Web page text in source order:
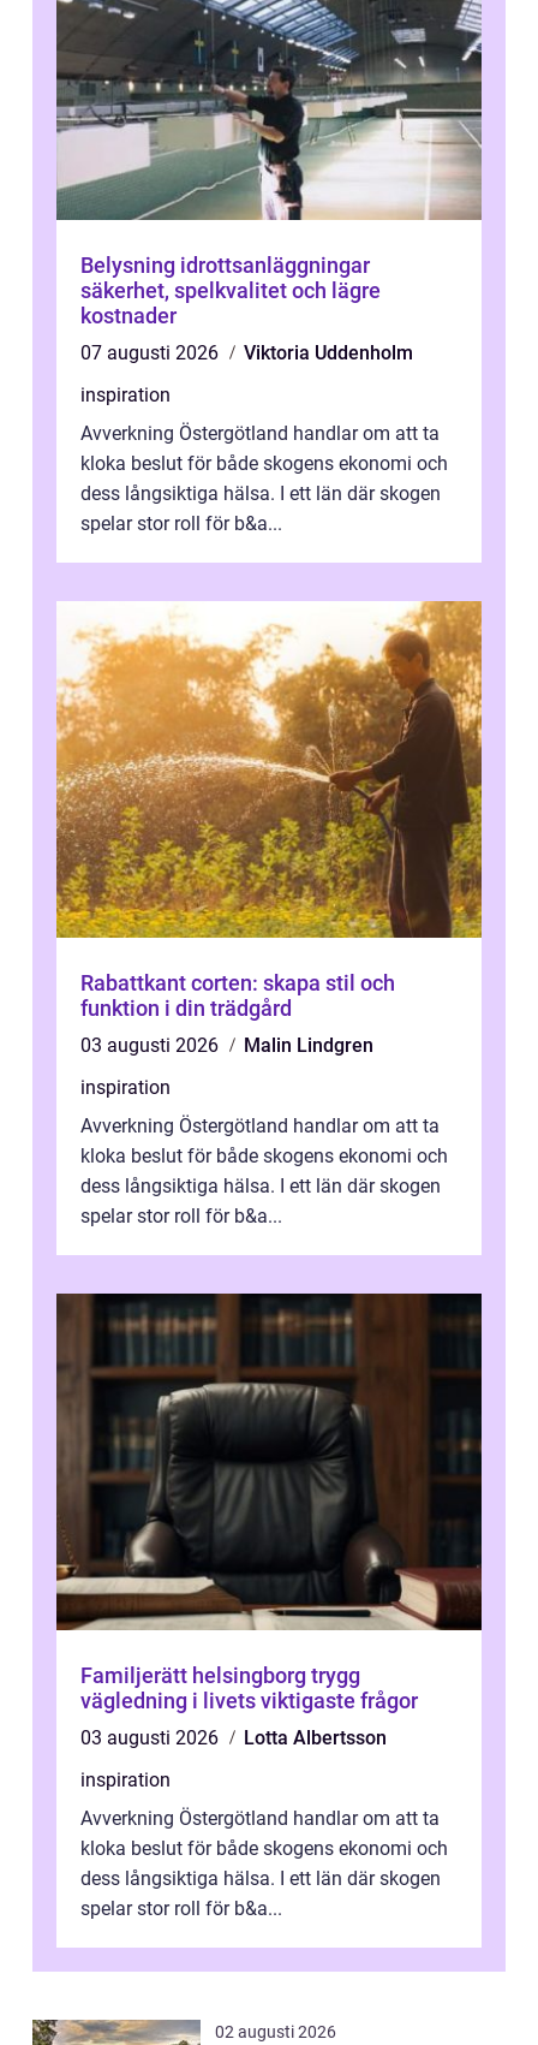
Belysning idrottsanläggningar
säkerhet, spelkvalitet och lägre
kostnader
07 augusti 2026
Viktoria Uddenholm
inspiration
Avverkning Östergötland handlar om att ta
kloka beslut för både skogens ekonomi och
dess långsiktiga hälsa. I ett län där skogen
spelar stor roll för b&a...
Rabattkant corten: skapa stil och
funktion i din trädgård
03 augusti 2026
Malin Lindgren
inspiration
Avverkning Östergötland handlar om att ta
kloka beslut för både skogens ekonomi och
dess långsiktiga hälsa. I ett län där skogen
spelar stor roll för b&a...
Familjerätt helsingborg trygg
vägledning i livets viktigaste frågor
03 augusti 2026
Lotta Albertsson
inspiration
Avverkning Östergötland handlar om att ta
kloka beslut för både skogens ekonomi och
dess långsiktiga hälsa. I ett län där skogen
spelar stor roll för b&a...
02 augusti 2026